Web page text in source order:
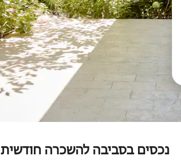
נכסים בסביבה להשכרה חודשית